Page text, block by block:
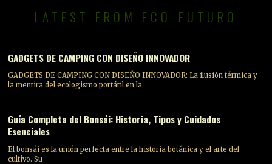
LATEST FROM ECO-FUTURO
GADGETS DE CAMPING CON DISEÑO INNOVADOR
GADGETS DE CAMPING CON DISEÑO INNOVADOR: La ilusión térmica y
la mentira del ecologismo portátil en la
Guía Completa del Bonsái: Historia, Tipos y Cuidados
Esenciales
El bonsái es la unión perfecta entre la historia botánica y el arte del
cultivo. Su